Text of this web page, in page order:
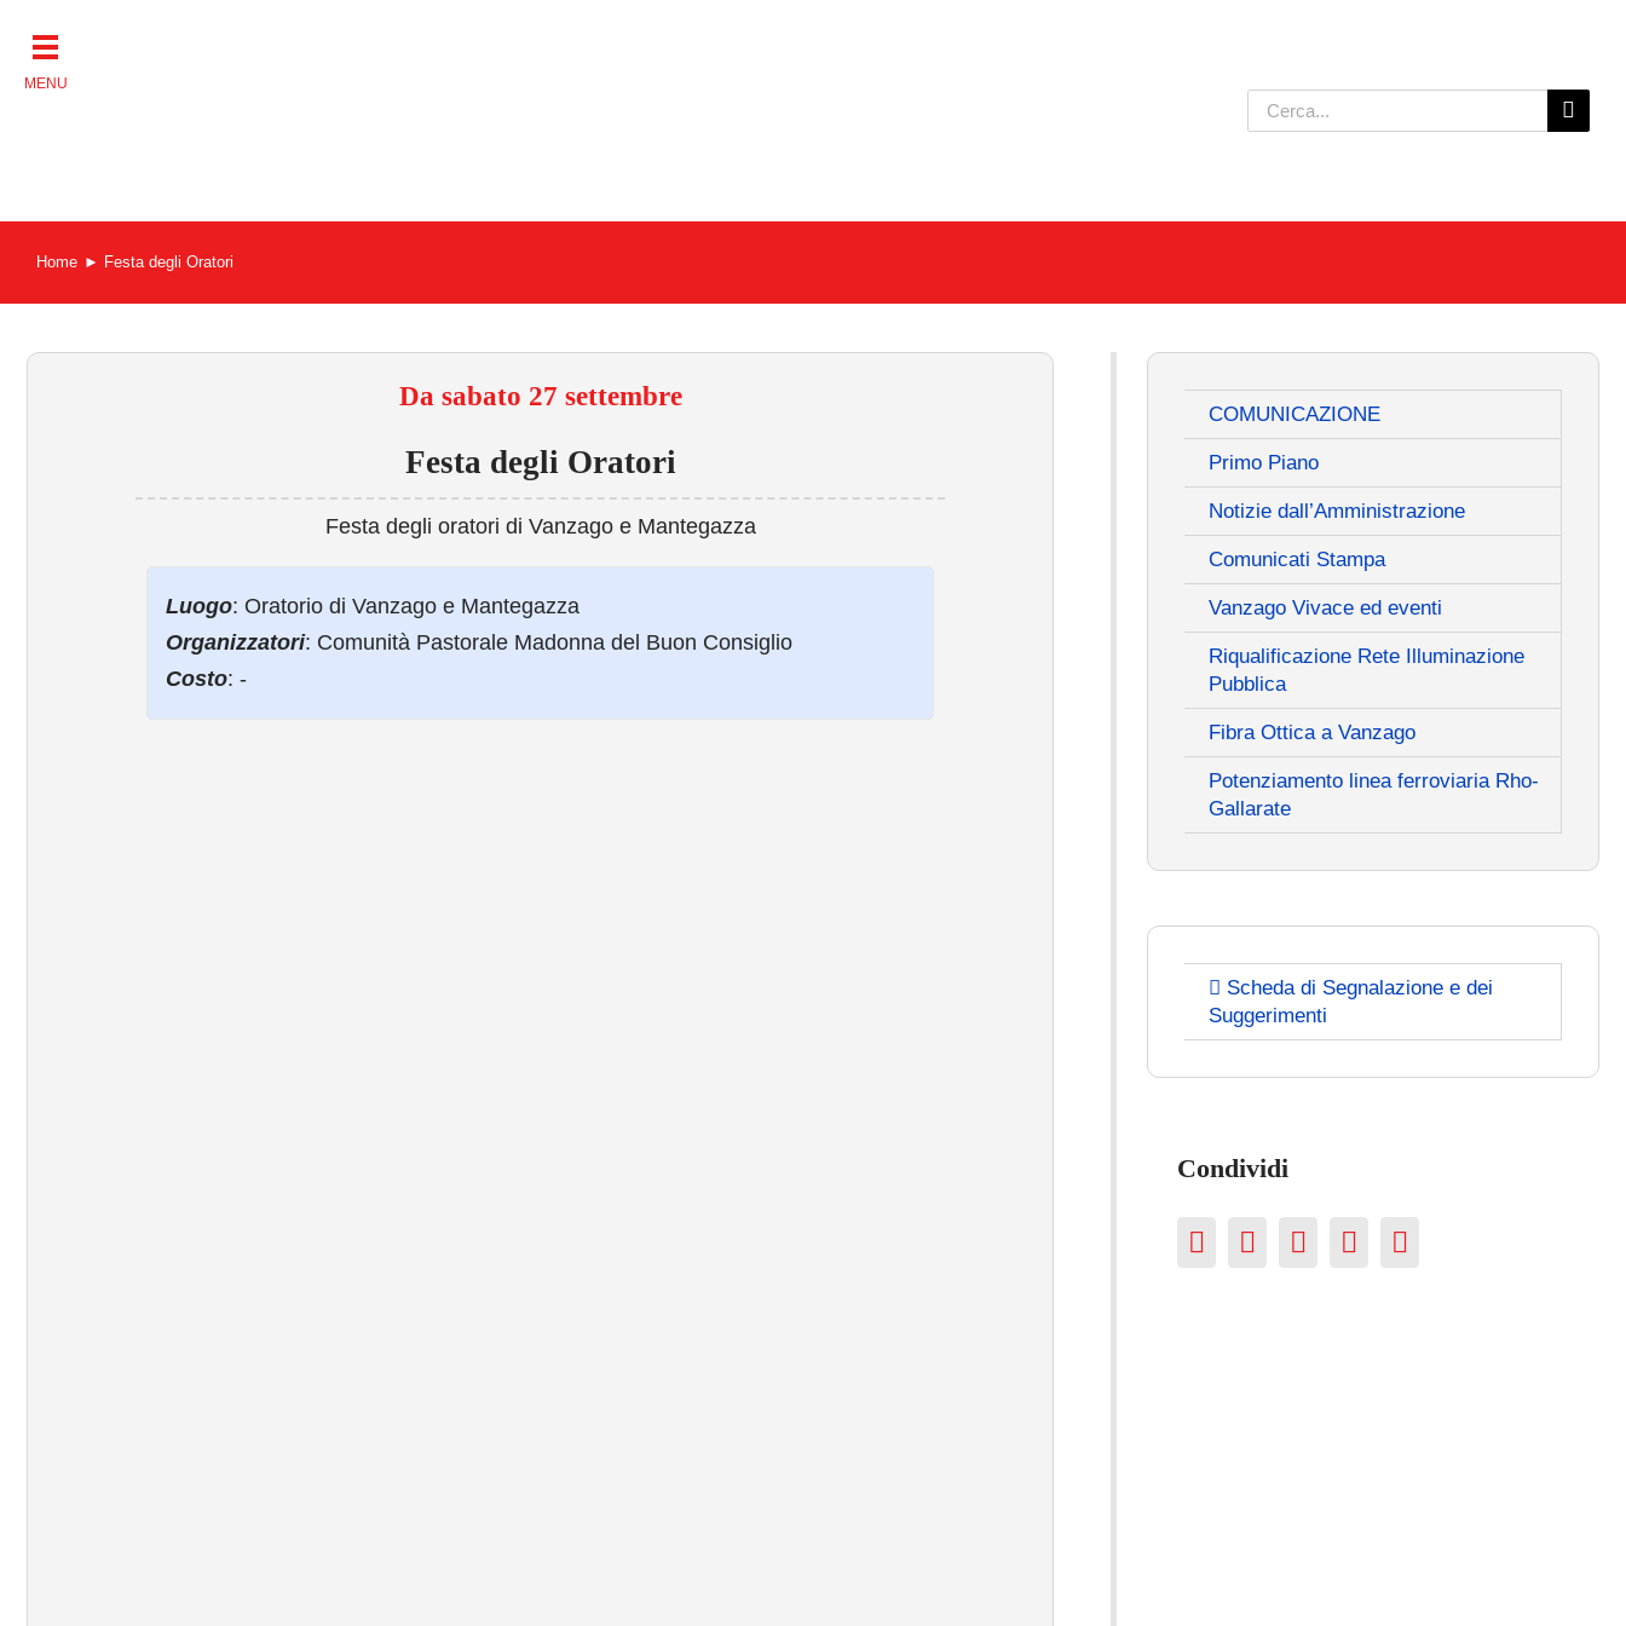
contenuto
Cerca
per:
Home Festa degli Oratori
Da sabato 27 settembre
Festa degli Oratori
Festa degli oratori di Vanzago e Mantegazza
Luogo: Oratorio di Vanzago e Mantegazza
Organizzatori: Comunità Pastorale Madonna del Buon Consiglio
Costo: -
COMUNICAZIONE
Primo Piano
Notizie dall’Amministrazione
Comunicati Stampa
Vanzago Vivace ed eventi
Riqualificazione Rete Illuminazione
Pubblica
Fibra Ottica a Vanzago
Potenziamento linea ferroviaria Rho-
Gallarate
Scheda di Segnalazione e dei
Suggerimenti
Condividi